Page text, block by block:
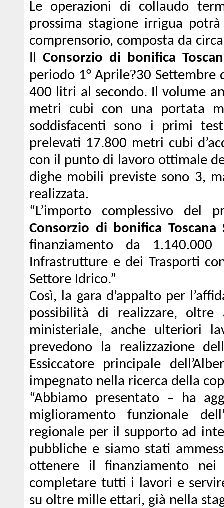
Le operazioni di collaudo
prossima stagione irrigua
comprensorio, composta da
IlConsorzio di bonifica
periodo 1° Aprile?30 Settembre
400 litri al secondo. Il volume
metri cubi con una portata
soddisfacenti sono i primi
prelevati 17.800 metri cubi
con il punto di lavoro ottimale
dighe mobili previste sono 3,
realizzata.
“L’importo complessivo del
Consorzio di bonifica Toscana
finanziamento da
Infrastrutture e dei Trasporti
Settore Idrico.”
Così, la gara d’appalto per
possibilità di realizzare, oltre
ministeriale, anche ulteriori
prevedono la realizzazione
Essiccatore principale
impegnato nella ricerca della
“Abbiamo presentato – ha
miglioramento funzionale
regionale per il supporto ad
pubbliche e siamo stati
ottenere il finanziamento
completare tutti i lavori e
su oltre mille ettari, già nella